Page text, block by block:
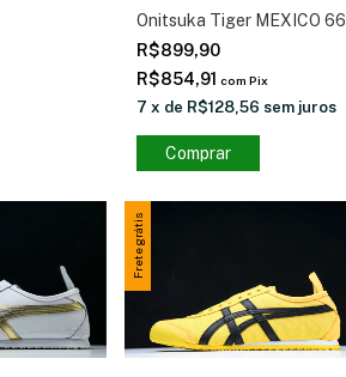
Onitsuka Tiger MEXICO 66
R$899,90
R$854,91 com Pix
7 x de R$128,56 sem juros
Comprar
Frete grátis